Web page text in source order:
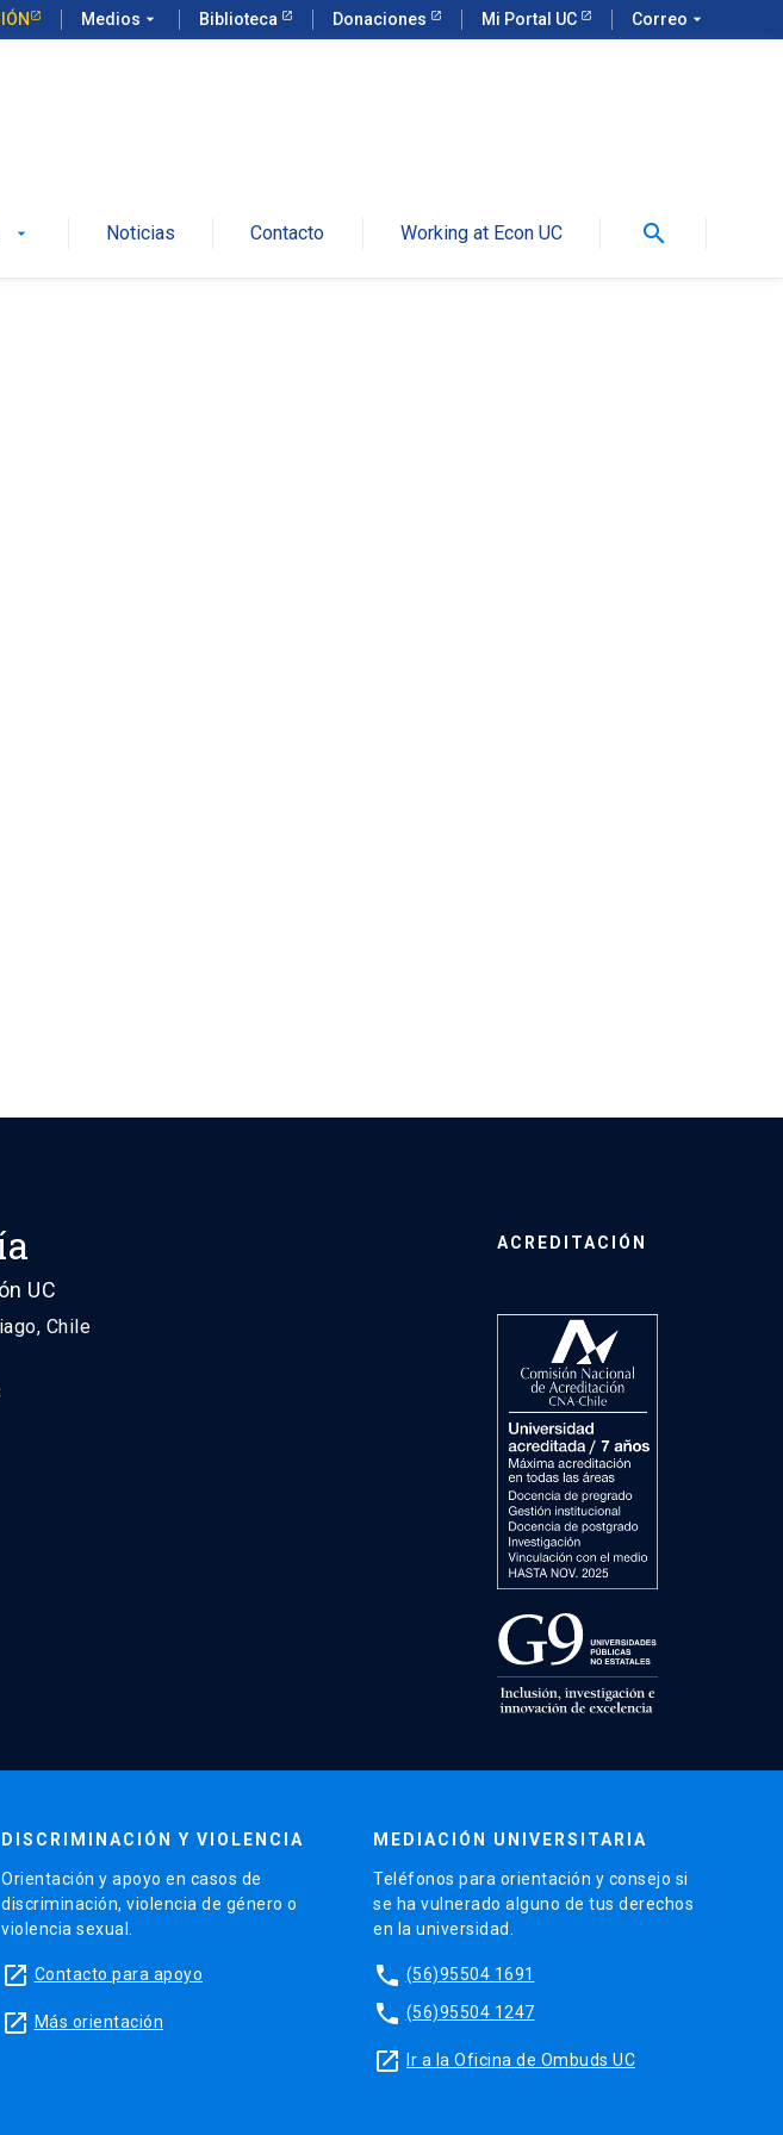
Medios arrow_drop_down Biblioteca Donaciones Mi Portal UC Correo arrow_drop_down
arrow_drop_down Noticias Contacto Working at Econ UC search
UC
Chile
ACREDITACIÓN
DISCRIMINACIÓN Y VIOLENCIA
Orientación y apoyo en casos de
discriminación, violencia de género o
violencia sexual.
launch Contacto para apoyo
launch Más orientación
MEDIACIÓN UNIVERSITARIA
Teléfonos para orientación y consejo si
se ha vulnerado alguno de tus derechos
en la universidad.
phone (56)95504 1691
phone (56)95504 1247
launch Ir a la Oficina de Ombuds UC